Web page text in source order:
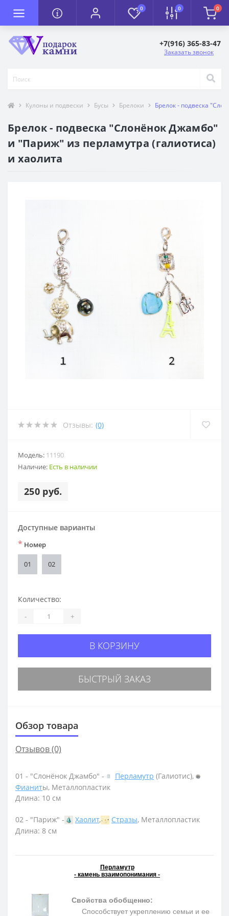
0 0 0
+7(916) 365-83-47
Заказать звонок
Кулоны и подвески Бусы Брелоки Брелок - подвеска
Брелок - подвеска "Слонёнок Джамбо"
и "Париж" из перламутра (галиотиса)
и хаолита
Отзывы: (0)
Модель: 11190
Наличие: Есть в наличии
250 руб.
Доступные варианты
* Номер
01 02
Количество:
- +
В КОРЗИНУ
БЫСТРЫЙ ЗАКАЗ
Обзор товара
Отзывов (0)
01 - "Слонёнок Джамбо" - Перламутр (Галиотис),
Фианиты, Металлопластик
Длина: 10 см
02 - "Париж" - Хаолит, Стразы, Металлопластик
Длина: 8 см
Перламутр
- камень взаимопонимания -
Свойства обобщенно:
Способствует укреплению семьи и ее